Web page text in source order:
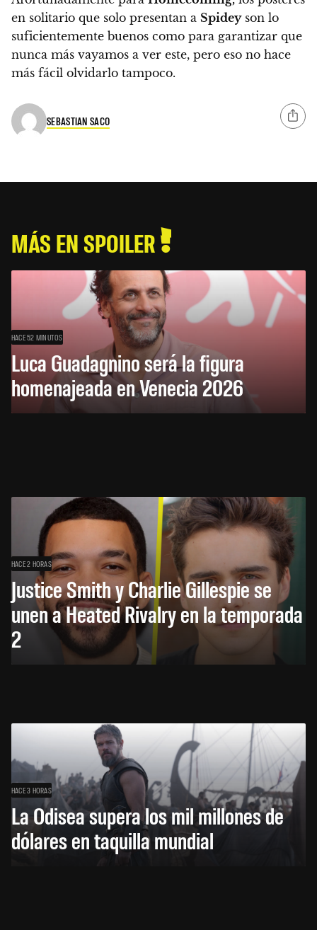
en solitario que solo presentan a Spideyson lo
suficientemente buenos como para garantizar que
nunca más vayamos a ver este, pero eso no hace
más fácil olvidarlo tampoco.
SEBASTIAN SACO
MÁS EN SPOILER
HACE 52 MINUTOS
Luca Guadagnino será la figura
homenajeada en Venecia 2026
HACE 2 HORAS
Justice Smith y Charlie Gillespie se
unen a Heated Rivalry en la temporada
2
HACE 3 HORAS
La Odisea supera los mil millones de
dólares en taquilla mundial